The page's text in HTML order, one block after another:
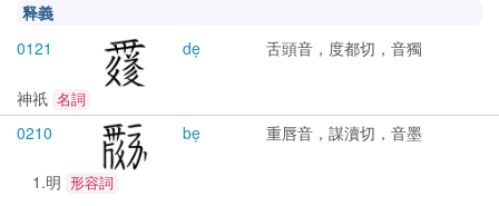
释義
0121
dẹ 舌頭音，度都切，音獨
神祇 名詞
0210 bẹ 重唇音，謀瀆切，音墨
1.明 形容詞